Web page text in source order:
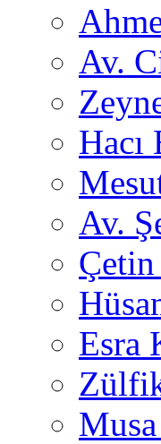
Av.
Av.
Çetin
Esra